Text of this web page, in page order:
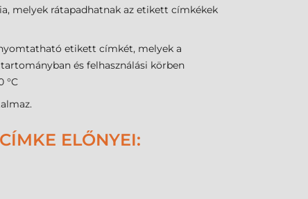
melyek rátapadhatnak az etikett címkékek
etikett címkét, melyek a
és felhasználási körben
°C
ELŐNYEI: